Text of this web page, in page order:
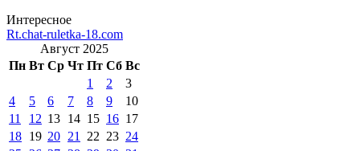
Интересное
Rt.chat-ruletka-18.com
Август 2025
Пн Вт Ср Чт Пт Сб Вс
1 2
3
4
5 6 7 8 9
10
11
12 13 14 15 16 17
18 19 20 21 22 23 24